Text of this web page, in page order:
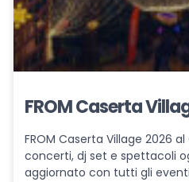
FROM Caserta
FROM Caserta Village 2026
concerti, dj set e spettacoli
aggiornato con tutti gli